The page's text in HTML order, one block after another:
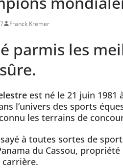
Franck Kremer
parmis les
est né le 21 juin 1981
l’univers des sports
les terrains de
à toutes sortes de
du Cassou,
carrière.